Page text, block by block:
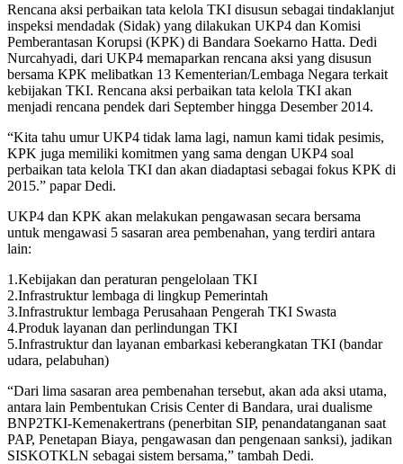
Rencana aksi perbaikan tata kelola TKI disusun sebagai tindaklanjut
inspeksi mendadak (Sidak) yang dilakukan UKP4 dan Komisi
Pemberantasan Korupsi (KPK) di Bandara Soekarno Hatta. Dedi
Nurcahyadi, dari UKP4 memaparkan rencana aksi yang disusun
bersama KPK melibatkan 13 Kementerian/Lembaga Negara terkait
kebijakan TKI. Rencana aksi perbaikan tata kelola TKI akan
menjadi rencana pendek dari September hingga Desember 2014.
“Kita tahu umur UKP4 tidak lama lagi, namun kami tidak pesimis,
KPK juga memiliki komitmen yang sama dengan UKP4 soal
perbaikan tata kelola TKI dan akan diadaptasi sebagai fokus KPK di
2015.” papar Dedi.
UKP4 dan KPK akan melakukan pengawasan secara bersama
untuk mengawasi 5 sasaran area pembenahan, yang terdiri antara
lain:
1.Kebijakan dan peraturan pengelolaan TKI
2.Infrastruktur lembaga di lingkup Pemerintah
3.Infrastruktur lembaga Perusahaan Pengerah TKI Swasta
4.Produk layanan dan perlindungan TKI
5.Infrastruktur dan layanan embarkasi keberangkatan TKI (bandar
udara, pelabuhan)
“Dari lima sasaran area pembenahan tersebut, akan ada aksi utama,
antara lain Pembentukan Crisis Center di Bandara, urai dualisme
BNP2TKI-Kemenakertrans (penerbitan SIP, penandatanganan saat
PAP, Penetapan Biaya, pengawasan dan pengenaan sanksi), jadikan
SISKOTKLN sebagai sistem bersama,” tambah Dedi.